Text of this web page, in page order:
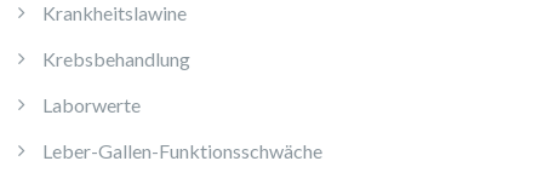
Krankheitslawine
Krebsbehandlung
Laborwerte
Leber-Gallen-Funktionsschwäche